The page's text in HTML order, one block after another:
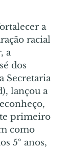
a
racial
a
dos
Secretaria
lançou a
primeiro
como
5º anos,